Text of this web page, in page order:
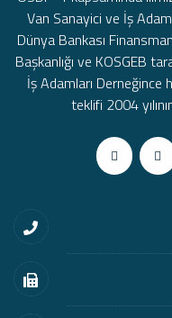
Van Sanayici ve İş
Dünya Bankası
Başkanlığı ve KOSGEB
İş Adamları Derneğince
teklifi 2004